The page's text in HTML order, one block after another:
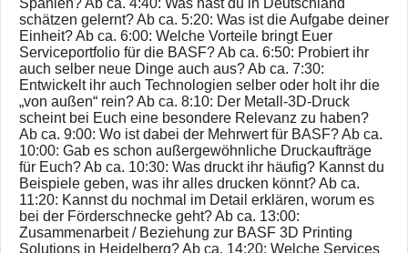
Spanien? Ab ca. 4:40: Was hast du in Deutschland
schätzen gelernt? Ab ca. 5:20: Was ist die Aufgabe deiner
Einheit? Ab ca. 6:00: Welche Vorteile bringt Euer
Serviceportfolio für die BASF? Ab ca. 6:50: Probiert ihr
auch selber neue Dinge auch aus? Ab ca. 7:30:
Entwickelt ihr auch Technologien selber oder holt ihr die
„von außen“ rein? Ab ca. 8:10: Der Metall-3D-Druck
scheint bei Euch eine besondere Relevanz zu haben?
Ab ca. 9:00: Wo ist dabei der Mehrwert für BASF? Ab ca.
10:00: Gab es schon außergewöhnliche Druckaufträge
für Euch? Ab ca. 10:30: Was druckt ihr häufig? Kannst du
Beispiele geben, was ihr alles drucken könnt? Ab ca.
11:20: Kannst du nochmal im Detail erklären, worum es
bei der Förderschnecke geht? Ab ca. 13:00:
Zusammenarbeit / Beziehung zur BASF 3D Printing
Solutions in Heidelberg? Ab ca. 14:20: Welche Services